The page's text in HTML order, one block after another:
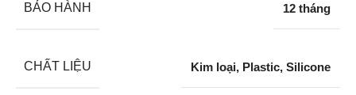
BẢO HÀNH 12 tháng
CHẤT LIỆU Kim loại, Plastic, Silicone